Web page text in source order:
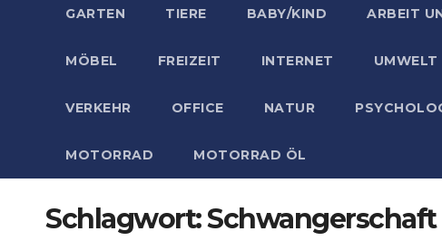
GARTEN TIERE BABY/KIND ARBEIT
MÖBEL FREIZEIT INTERNET UMWELT
VERKEHR OFFICE NATUR
MOTORRAD MOTORRAD ÖL
Schlagwort:Schwangerschaft